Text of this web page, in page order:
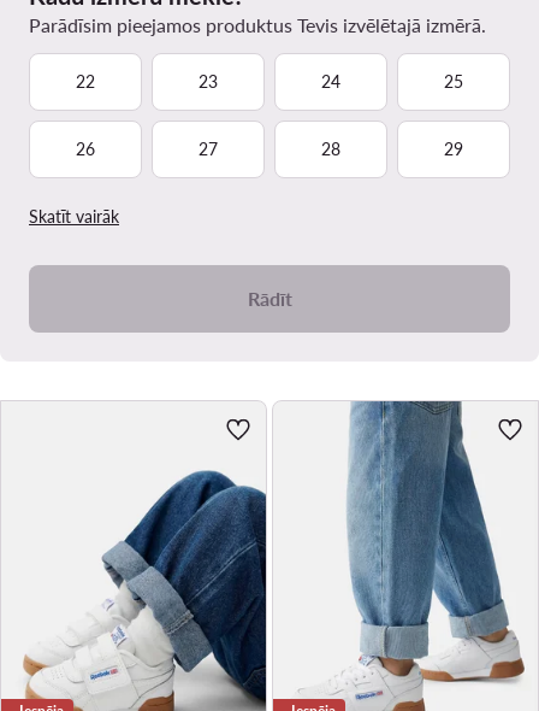
Parādīsim pieejamos produktus Tevis izvēlētajā izmērā.
22 23 24 25
26 27 28 29
Skatīt vairāk
Rādīt